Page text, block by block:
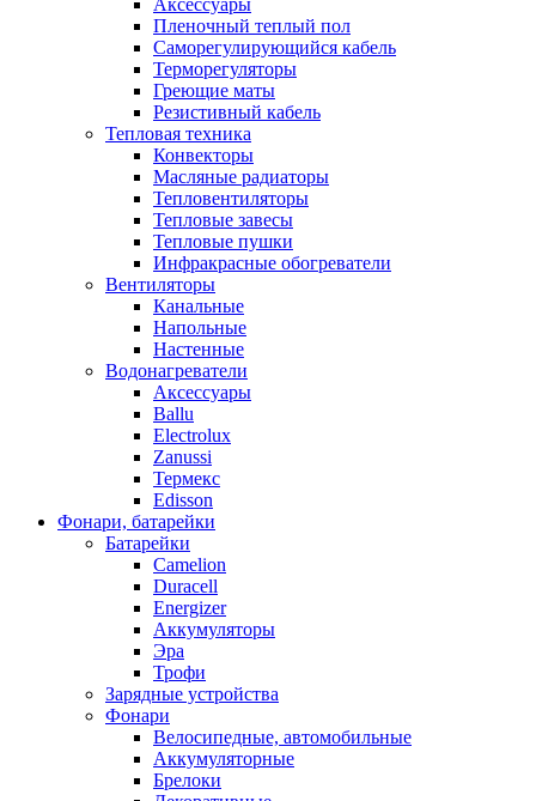
Пленочный теплый пол
Саморегулирующийся кабель
Терморегуляторы
Греющие маты
Резистивный кабель
Тепловая техника
Конвекторы
Масляные радиаторы
Тепловентиляторы
Тепловые завесы
Тепловые пушки
Инфракрасные обогреватели
Вентиляторы
Канальные
Напольные
Настенные
Водонагреватели
Аксессуары
Ballu
Electrolux
Zanussi
Термекс
Edisson
Фонари, батарейки
Батарейки
Camelion
Duracell
Energizer
Аккумуляторы
Эра
Трофи
Зарядные устройства
Фонари
Велосипедные, автомобильные
Аккумуляторные
Брелоки